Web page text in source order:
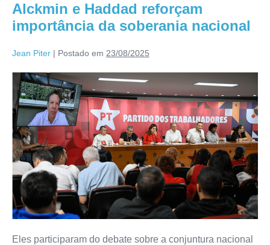
Alckmin e Haddad reforçam
importância da soberania nacional
Jean Piter | Postado em 23/08/2025
Eles participaram do debate sobre a conjuntura nacional